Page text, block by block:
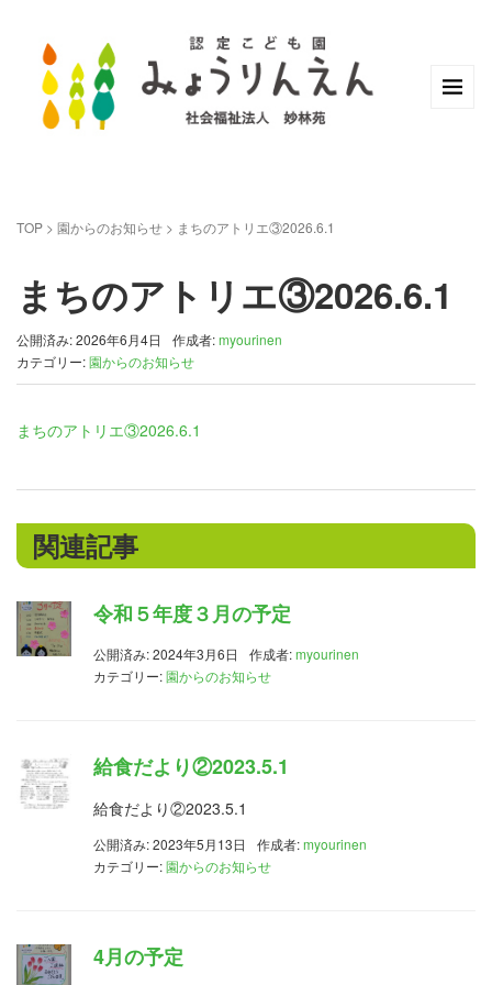
TOP > 園からのお知らせ > まちのアトリエ③2026.6.1
まちのアトリエ③2026.6.1
公開済み: 2026年6月4日 作成者:myourinen
カテゴリー:園からのお知らせ
まちのアトリエ③2026.6.1
関連記事
令和５年度３月の予定
公開済み: 2024年3月6日 作成者:myourinen
カテゴリー:園からのお知らせ
給食だより②2023.5.1
給食だより②2023.5.1
公開済み: 2023年5月13日 作成者:myourinen
カテゴリー:園からのお知らせ
4月の予定